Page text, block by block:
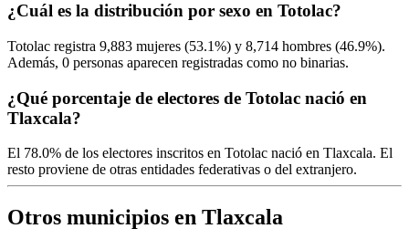
¿Cuál es la distribución por sexo en Totolac?
Totolac registra 9,883 mujeres (53.1%) y 8,714 hombres (46.9%).
Además, 0 personas aparecen registradas como no binarias.
¿Qué porcentaje de electores de Totolac nació en
Tlaxcala?
El 78.0% de los electores inscritos en Totolac nació en Tlaxcala. El
resto proviene de otras entidades federativas o del extranjero.
Otros municipios en Tlaxcala